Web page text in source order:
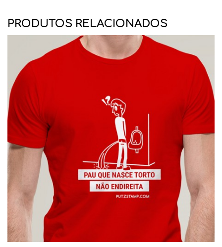
PRODUTOS RELACIONADOS